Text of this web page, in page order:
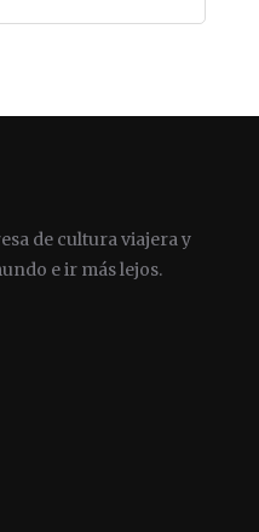
de cultura viajera y
e ir más lejos.